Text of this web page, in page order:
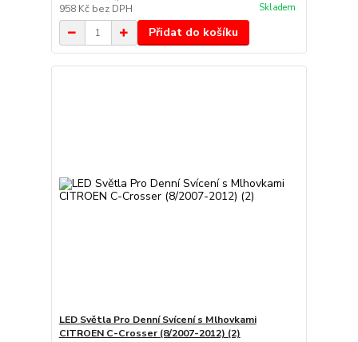
958 Kč bez DPH Skladem
Přidat do košíku
LED Světla Pro Denní Svícení s Mlhovkami
CITROEN C-Crosser (8/2007-2012) (2)